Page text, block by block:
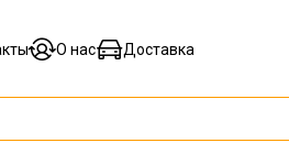
О нас Доставка